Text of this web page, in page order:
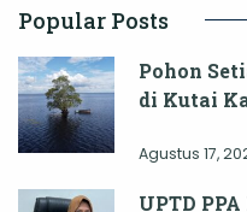
Popular Posts
Pohon
di Kutai
Agustus 17,
UPTD